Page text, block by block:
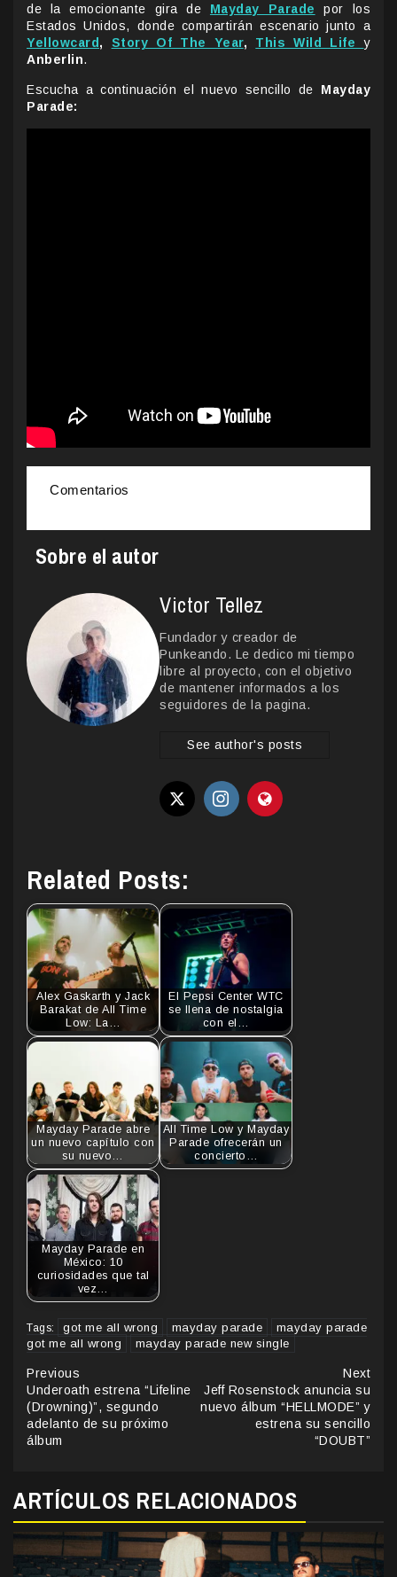
de la emocionante gira de Mayday Parade
por los
Estados Unidos, donde compartirán escenario junto a
Yellowcard , Story Of The Year, This Wild Lifey
Anberlin.
Escucha a continuación el nuevo sencillo de Mayday
Parade:
Comentarios
Sobre el autor
Victor Tellez
Fundador y creador de
Punkeando. Le dedico mi tiempo
libre al proyecto, con el objetivo
de mantener informados a los
seguidores de la pagina.
See author's posts
Related Posts:
Alex Gaskarth y Jack
Barakat de All Time
Low: La…
El Pepsi Center WTC
se llena de nostalgia
con el…
Mayday Parade abre
un nuevo capítulo con
su nuevo…
All Time Low y Mayday
Parade ofrecerán un
concierto…
Mayday Parade en
México: 10
curiosidades que tal
vez…
Tags: got me all wrong mayday parade
mayday parade
got me all wrong
mayday parade new single
Continue
Reading
Previous
Underoath estrena “Lifeline
(Drowning)”, segundo
adelanto de su próximo
álbum
Next
Jeff Rosenstock anuncia su
nuevo álbum “HELLMODE” y
estrena su sencillo
“DOUBT”
ARTÍCULOS RELACIONADOS